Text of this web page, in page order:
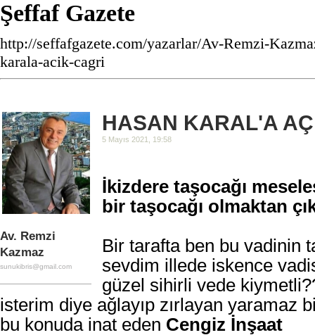
Şeffaf Gazete
http://seffafgazete.com/yazarlar/Av-Remzi-
karala-acik-cagri
Av. Remzi
Kazmaz
sunukibris@gmail.com
HASAN KARAL'A
5 Mayıs 2021, 19:58
İkizdere taşocağı
bir taşocağı olmaktan
Bir tarafta ben bu vadinin
sevdim illede iskence
güzel sihirli vede
isterim diye ağlayıp zırlayan yaramaz
bu konuda inat eden Cengiz İnşaat